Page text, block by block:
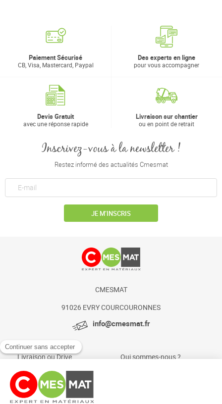
Paiement Sécurisé
CB, Visa, Mastercard, Paypal
Des experts en ligne
pour vous accompagner
Devis Gratuit
avec une réponse rapide
Livraison sur chantier
ou en point de retrait
Inscrivez-vous à la newsletter !
Restez informé des actualités Cmesmat
JE M’INSCRIS
CMESMAT
91026 EVRY COURCOURONNES
info@cmesmat.fr
Livraison ou Drive
Paiement sécurisé
Foire aux questions
Qui sommes-nous ?